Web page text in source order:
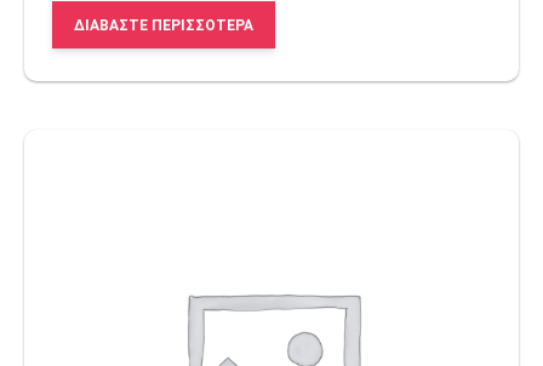
ΔΙΑΒΆΣΤΕ ΠΕΡΙΣΣΌΤΕΡΑ